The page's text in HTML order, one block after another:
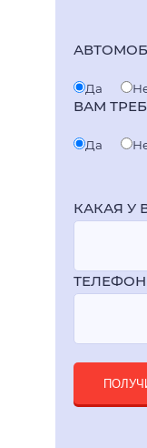
Да
ВАМ
Да
КАКАЯ У